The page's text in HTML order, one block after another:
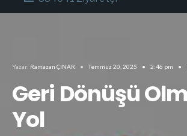
Yazar: Ramazan ÇINAR • Temmuz 20, 2025 • 2:46 pm •
Geri Dönüşü
Yol